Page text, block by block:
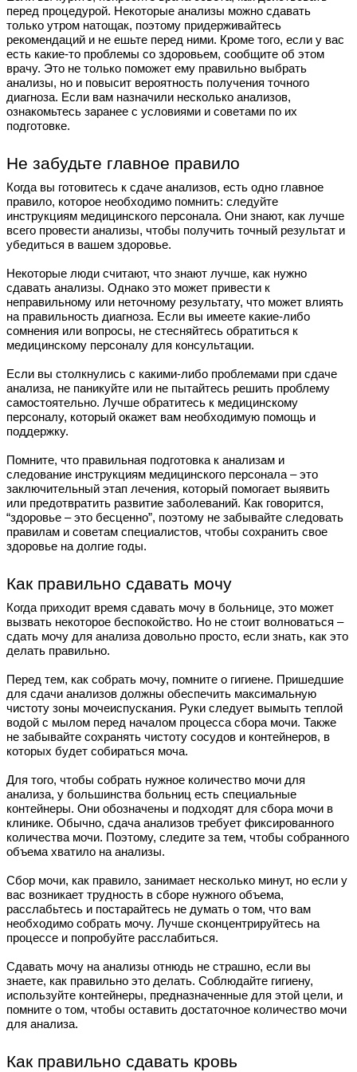
перед процедурой. Некоторые анализы можно сдавать
только утром натощак, поэтому придерживайтесь
рекомендаций и не ешьте перед ними. Кроме того, если у вас
есть какие-то проблемы со здоровьем, сообщите об этом
врачу. Это не только поможет ему правильно выбрать
анализы, но и повысит вероятность получения точного
диагноза. Если вам назначили несколько анализов,
ознакомьтесь заранее с условиями и советами по их
подготовке.
Не забудьте главное правило
Когда вы готовитесь к сдаче анализов, есть одно главное
правило, которое необходимо помнить: следуйте
инструкциям медицинского персонала. Они знают, как лучше
всего провести анализы, чтобы получить точный результат и
убедиться в вашем здоровье.
Некоторые люди считают, что знают лучше, как нужно
сдавать анализы. Однако это может привести к
неправильному или неточному результату, что может влиять
на правильность диагноза. Если вы имеете какие-либо
сомнения или вопросы, не стесняйтесь обратиться к
медицинскому персоналу для консультации.
Если вы столкнулись с какими-либо проблемами при сдаче
анализа, не паникуйте или не пытайтесь решить проблему
самостоятельно. Лучше обратитесь к медицинскому
персоналу, который окажет вам необходимую помощь и
поддержку.
Помните, что правильная подготовка к анализам и
следование инструкциям медицинского персонала – это
заключительный этап лечения, который помогает выявить
или предотвратить развитие заболеваний. Как говорится,
“здоровье – это бесценно”, поэтому не забывайте следовать
правилам и советам специалистов, чтобы сохранить свое
здоровье на долгие годы.
Как правильно сдавать мочу
Когда приходит время сдавать мочу в больнице, это может
вызвать некоторое беспокойство. Но не стоит волноваться –
сдать мочу для анализа довольно просто, если знать, как это
делать правильно.
Перед тем, как собрать мочу, помните о гигиене. Пришедшие
для сдачи анализов должны обеспечить максимальную
чистоту зоны мочеиспускания. Руки следует вымыть теплой
водой с мылом перед началом процесса сбора мочи. Также
не забывайте сохранять чистоту сосудов и контейнеров, в
которых будет собираться моча.
Для того, чтобы собрать нужное количество мочи для
анализа, у большинства больниц есть специальные
контейнеры. Они обозначены и подходят для сбора мочи в
клинике. Обычно, сдача анализов требует фиксированного
количества мочи. Поэтому, следите за тем, чтобы собранного
объема хватило на анализы.
Сбор мочи, как правило, занимает несколько минут, но если у
вас возникает трудность в сборе нужного объема,
расслабьтесь и постарайтесь не думать о том, что вам
необходимо собрать мочу. Лучше сконцентрируйтесь на
процессе и попробуйте расслабиться.
Сдавать мочу на анализы отнюдь не страшно, если вы
знаете, как правильно это делать. Соблюдайте гигиену,
используйте контейнеры, предназначенные для этой цели, и
помните о том, чтобы оставить достаточное количество мочи
для анализа.
Как правильно сдавать кровь